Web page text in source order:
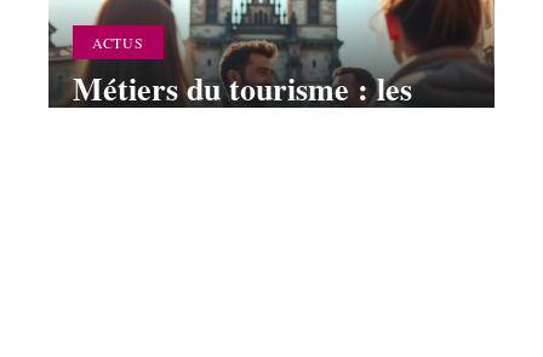
ACTUS
Métiers du tourisme : les
plus adaptés pour une